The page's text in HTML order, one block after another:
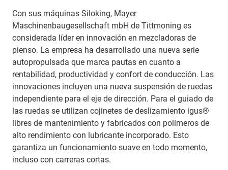
Con sus máquinas Siloking, Mayer
Maschinenbaugesellschaft mbH de Tittmoning es
considerada líder en innovación en mezcladoras de
pienso. La empresa ha desarrollado una nueva serie
autopropulsada que marca pautas en cuanto a
rentabilidad, productividad y confort de conducción. Las
innovaciones incluyen una nueva suspensión de ruedas
independiente para el eje de dirección. Para el guiado de
las ruedas se utilizan cojinetes de deslizamiento igus®
libres de mantenimiento y fabricados con polímeros de
alto rendimiento con lubricante incorporado. Esto
garantiza un funcionamiento suave en todo momento,
incluso con carreras cortas.